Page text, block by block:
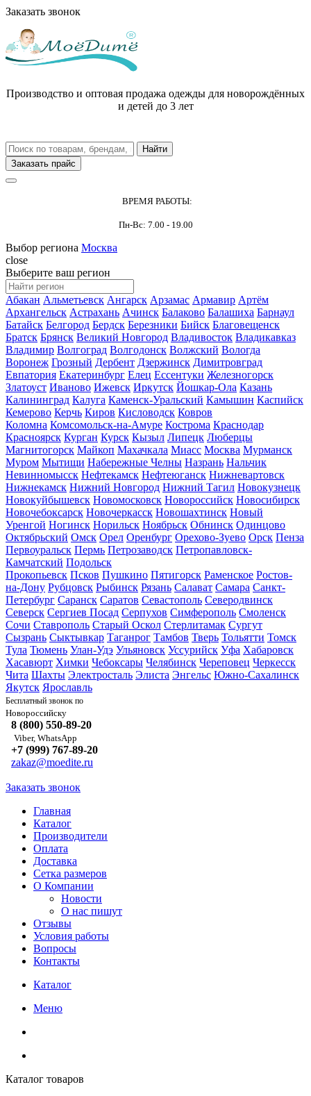
Заказать звонок
Производство и оптовая продажа одежды для новорождённых
и детей до 3 лет
Заказать прайс
ВРЕМЯ РАБОТЫ:
Пн-Вс: 7.00 - 19.00
Выбор региона Москва
close
Выберите ваш регион
Абакан Альметьевск Ангарск Арзамас Армавир Артём
Архангельск Астрахань Ачинск Балаково Балашиха Барнаул
Батайск Белгород Бердск Березники Бийск Благовещенск
Братск Брянск Великий Новгород Владивосток Владикавказ
Владимир Волгоград Волгодонск Волжский Вологда
Воронеж Грозный Дербент Дзержинск Димитровград
Евпатория Екатеринбург Елец Ессентуки Железногорск
Златоуст Иваново Ижевск Иркутск Йошкар-Ола Казань
Калининград Калуга Каменск-Уральский Камышин Каспийск
Кемерово Керчь Киров Кисловодск Ковров
Коломна Комсомольск-на-Амуре Кострома Краснодар
Красноярск Курган Курск Кызыл Липецк Люберцы
Магнитогорск Майкоп Махачкала Миасс Москва Мурманск
Муром Мытищи Набережные Челны Назрань Нальчик
Невинномысск Нефтекамск Нефтеюганск Нижневартовск
Нижнекамск Нижний Новгород Нижний Тагил Новокузнецк
Новокуйбышевск Новомосковск Новороссийск Новосибирск
Новочебоксарск Новочеркасск Новошахтинск Новый
Уренгой Ногинск Норильск Ноябрьск Обнинск Одинцово
Октябрьский Омск Орел Оренбург Орехово-Зуево Орск Пенза
Первоуральск Пермь Петрозаводск Петропавловск-
Камчатский Подольск
Прокопьевск Псков Пушкино Пятигорск Раменское Ростов-
на-Дону Рубцовск Рыбинск Рязань Салават Самара Санкт-
Петербург Саранск Саратов Севастополь Северодвинск
Северск Сергиев Посад Серпухов Симферополь Смоленск
Сочи Ставрополь Старый Оскол Стерлитамак Сургут
Сызрань Сыктывкар Таганрог Тамбов Тверь Тольятти Томск
Тула Тюмень Улан-Удэ Ульяновск Уссурийск Уфа Хабаровск
Хасавюрт Химки Чебоксары Челябинск Череповец Черкесск
Чита Шахты Электросталь Элиста Энгельс Южно-Сахалинск
Якутск Ярославль
Бесплатный звонок по
Новороссийску
8 (800) 550-89-20
Viber, WhatsApp
+7 (999) 767-89-20
zakaz@moedite.ru
Заказать звонок
Главная
Каталог
Производители
Оплата
Доставка
Сетка размеров
О Компании
Новости
О нас пишут
Отзывы
Условия работы
Вопросы
Контакты
Каталог
Меню
Каталог товаров